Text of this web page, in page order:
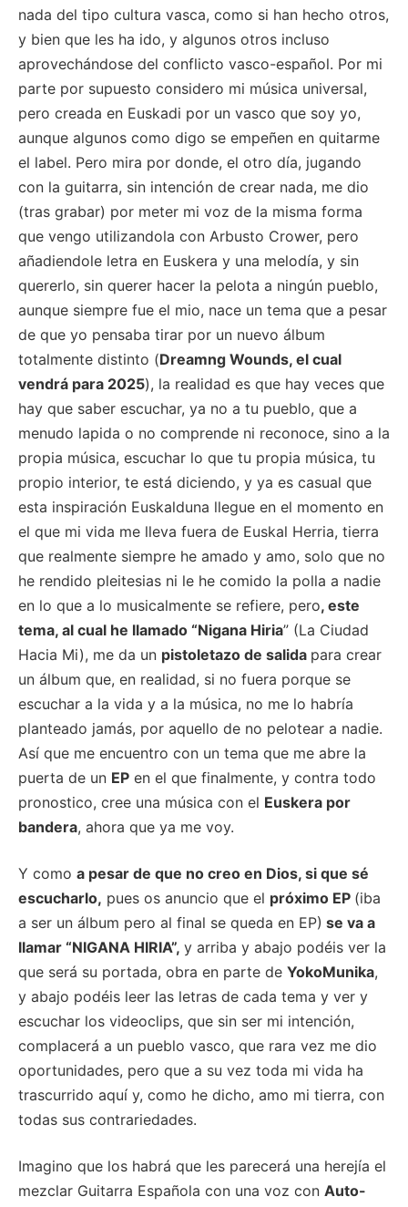
nada del tipo cultura vasca, como si han hecho otros,
y bien que les ha ido, y algunos otros incluso
aprovechándose del conflicto vasco-español. Por mi
parte por supuesto considero mi música universal,
pero creada en Euskadi por un vasco que soy yo,
aunque algunos como digo se empeñen en quitarme
el label. Pero mira por donde, el otro día, jugando
con la guitarra, sin intención de crear nada, me dio
(tras grabar) por meter mi voz de la misma forma
que vengo utilizandola con Arbusto Crower, pero
añadiendole letra en Euskera y una melodía, y sin
quererlo, sin querer hacer la pelota a ningún pueblo,
aunque siempre fue el mio, nace un tema que a pesar
de que yo pensaba tirar por un nuevo álbum
totalmente distinto (Dreamng Wounds, el cual
vendrá para 2025), la realidad es que hay veces que
hay que saber escuchar, ya no a tu pueblo, que a
menudo lapida o no comprende ni reconoce, sino a la
propia música, escuchar lo que tu propia música, tu
propio interior, te está diciendo, y ya es casual que
esta inspiración Euskalduna llegue en el momento en
el que mi vida me lleva fuera de Euskal Herria, tierra
que realmente siempre he amado y amo, solo que no
he rendido pleitesias ni le he comido la polla a nadie
en lo que a lo musicalmente se refiere, pero, este
tema, al cual he llamado “Nigana Hiria” (La Ciudad
Hacia Mi), me da un pistoletazo de salida para crear
un álbum que, en realidad, si no fuera porque se
escuchar a la vida y a la música, no me lo habría
planteado jamás, por aquello de no pelotear a nadie.
Así que me encuentro con un tema que me abre la
puerta de un EP en el que finalmente, y contra todo
pronostico, cree una música con el Euskera por
bandera, ahora que ya me voy.
Y como a pesar de que no creo en Dios, si que sé
escucharlo, pues os anuncio que el próximo EP (iba
a ser un álbum pero al final se queda en EP) se va a
llamar “NIGANA HIRIA”, y arriba y abajo podéis ver la
que será su portada, obra en parte de YokoMunika,
y abajo podéis leer las letras de cada tema y ver y
escuchar los videoclips, que sin ser mi intención,
complacerá a un pueblo vasco, que rara vez me dio
oportunidades, pero que a su vez toda mi vida ha
trascurrido aquí y, como he dicho, amo mi tierra, con
todas sus contrariedades.
Imagino que los habrá que les parecerá una herejía el
mezclar Guitarra Española con una voz con Auto-